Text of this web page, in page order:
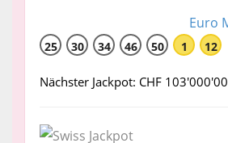
Euro
25 30 34 46 50 1 12
Nächster Jackpot: CHF